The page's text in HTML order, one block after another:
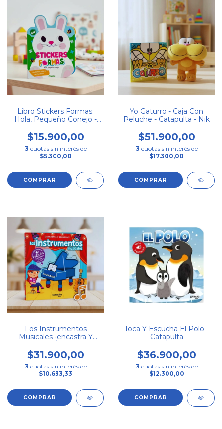
Libro Stickers Formas:
Hola, Pequeño Conejo -
$15.900,00
3 cuotas sin interés de
$5.300,00
Yo Gaturro - Caja Con
Peluche - Catapulta - Nik
$51.900,00
3 cuotas sin interés de
$17.300,00
Los Instrumentos
Musicales (encastra Y
$31.900,00
3 cuotas sin interés de
$10.633,33
Toca Y Escucha El Polo -
Catapulta
$36.900,00
3 cuotas sin interés de
$12.300,00